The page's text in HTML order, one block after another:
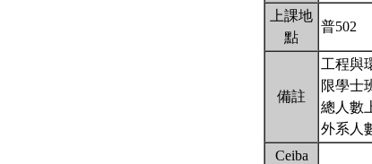
上課地
點
普502
備註
工程與
限學士
總人數
外系人
Ceiba